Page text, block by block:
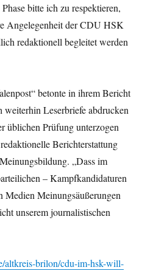
bitte ich zu respektieren,
Angelegenheit der CDU HSK
redaktionell begleitet werden
betonte in ihrem Bericht
weiterhin Leserbriefe abdrucken
üblichen Prüfung unterzogen
Berichterstattung
„Dass im
– Kampfkandidaturen
Medien Meinungsäußerungen
unserem journalistischen
altkreis-brilon/cdu-im-hsk-will-